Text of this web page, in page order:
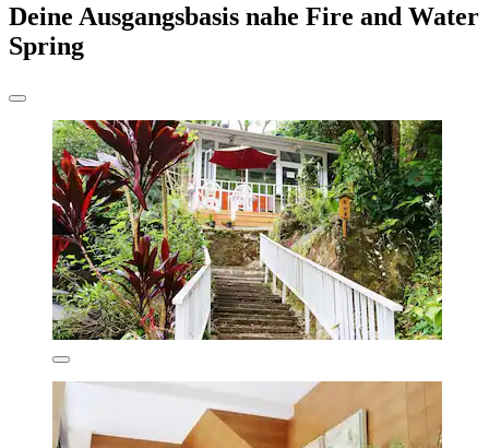
Deine Ausgangsbasis nahe Fire and Water
Spring